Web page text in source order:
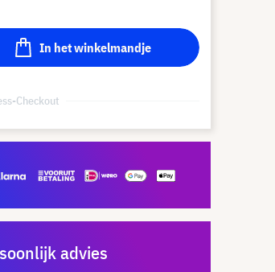
In het winkelmandje
Checkout
advies